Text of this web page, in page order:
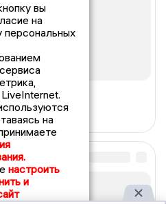
вы
на
персональных
на
настроить
и